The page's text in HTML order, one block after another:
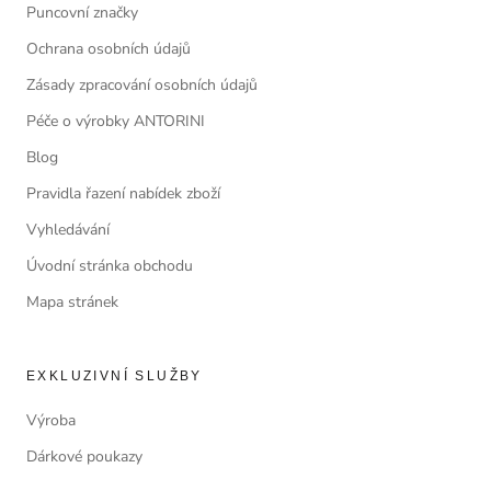
Puncovní značky
Ochrana osobních údajů
Zásady zpracování osobních údajů
Péče o výrobky ANTORINI
Blog
Pravidla řazení nabídek zboží
Vyhledávání
Úvodní stránka obchodu
Mapa stránek
EXKLUZIVNÍ SLUŽBY
Výroba
Dárkové poukazy